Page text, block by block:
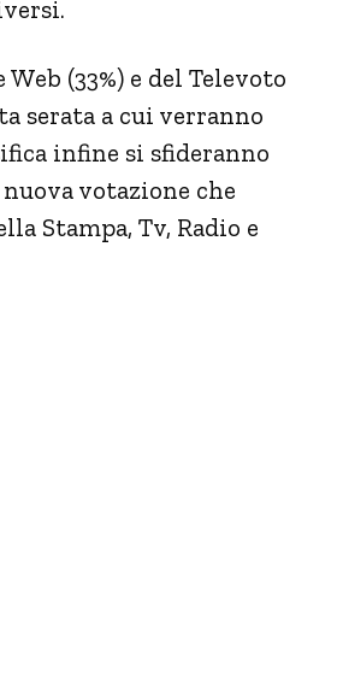
(33%) e del Televoto
serata a cui verranno
infine si sfideranno
votazione che
Stampa, Tv, Radio e